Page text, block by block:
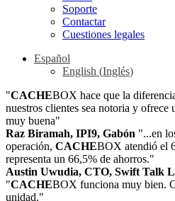
Soporte
Contactar
Cuestiones legales
Español
English (Inglés)
"CACHEBOX hace que la
nuestros clientes sea notoria y ofrece
muy buena"
Raz Biramah, IPI9, Gabón "...en
operación, CACHEBOX atendió el
representa un 66,5% de ahorros."
Austin Uwudia, CTO, Swift Talk
"CACHEBOX funciona muy bien.
unidad."